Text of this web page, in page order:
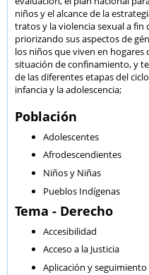
niños y el alcance de la
tratos y la violencia sexual a fin
priorizando sus aspectos de
los niños que viven en
situación de confinamiento, y
de las diferentes etapas del
infancia y la adolescencia;
Población
Adolescentes
Afrodescendientes
Niños y Niñas
Pueblos Indígenas
Tema - Derecho
Accesibilidad
Acceso a la Justicia
Aplicación y